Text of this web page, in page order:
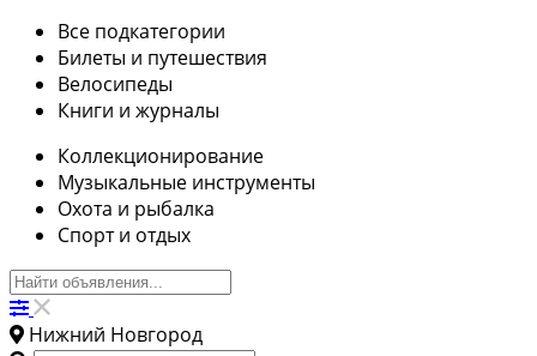
Все подкатегории
Билеты и путешествия
Велосипеды
Книги и журналы
Коллекционирование
Музыкальные инструменты
Охота и рыбалка
Спорт и отдых
Нижний Новгород